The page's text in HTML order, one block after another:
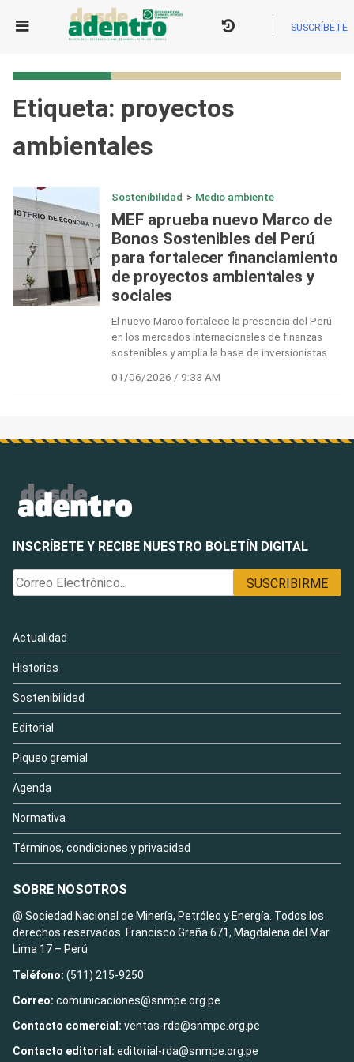
SUSCRÍBETE
Etiqueta: proyectos
ambientales
Sostenibilidad > Medio ambiente
MEF aprueba nuevo Marco de
Bonos Sostenibles del Perú
para fortalecer financiamiento
de proyectos ambientales y
sociales
El nuevo Marco fortalece la presencia del Perú
en los mercados internacionales de finanzas
sostenibles y amplia la base de inversionistas.
01/06/2026 / 9:33 AM
INSCRÍBETE Y RECIBE NUESTRO BOLETÍN DIGITAL
Actualidad
Historias
Sostenibilidad
Editorial
Piqueo gremial
Agenda
Normativa
Términos, condiciones y privacidad
SOBRE NOSOTROS
@ Sociedad Nacional de Minería, Petróleo y Energía. Todos los
derechos reservados. Francisco Graña 671, Magdalena del Mar
Lima 17 – Perú
Teléfono: (511) 215-9250
Correo: comunicaciones@snmpe.org.pe
Contacto comercial: ventas-rda@snmpe.org.pe
Contacto editorial: editorial-rda@snmpe.org.pe